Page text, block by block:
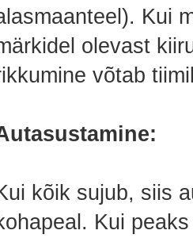
Kui
olevast
võtab
kõik sujub, siis
Kui